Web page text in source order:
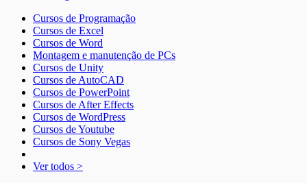
Cursos de Programação
Cursos de Excel
Cursos de Word
Montagem e manutenção de PCs
Cursos de Unity
Cursos de AutoCAD
Cursos de PowerPoint
Cursos de After Effects
Cursos de WordPress
Cursos de Youtube
Cursos de Sony Vegas
Ver todos >